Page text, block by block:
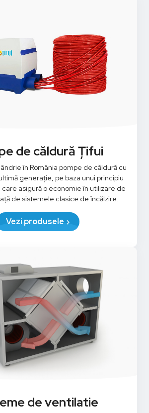
de căldură Țifui
în România pompe de căldură cu
generație, pe baza unui principiu
asigură o economie în utilizare de
de sistemele clasice de încălzire.
Vezi produsele
de ventilatie